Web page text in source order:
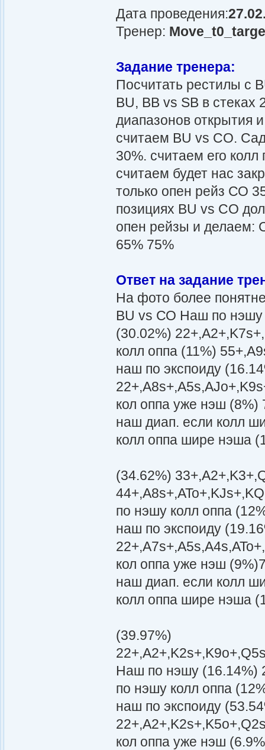
Дата проведения:
Тренер:
Задание тренера:
Посчитать рестилы с
BU, BB vs SB в
диапазонов открытия
считаем BU vs CO.
30%. считаем его
считаем будет нас
только опен рейз СО
позициях BU vs CO
опен рейзы и делаем:
65% 75%
Ответ на задание
На фото более
BU vs СО Наш по нэшу
(30.02%)
колл оппа (11%)
наш по экспоиду
кол оппа уже нэш (8%)
наш диап. если колл
колл оппа шире нэша
(34.62%)
по нэшу колл оппа
наш по экспоиду
кол оппа уже нэш
наш диап. если колл
колл оппа шире нэша
(39.97%)
Наш по нэшу (16.14%)
по нэшу колл оппа
наш по экспоиду
кол оппа уже нэш